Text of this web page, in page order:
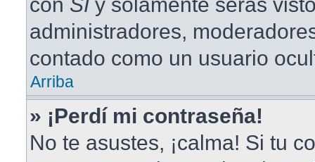
administradores,
contado como un usuario
Arriba
» ¡Perdí mi contraseña!
No te asustes, ¡calma! Si tu